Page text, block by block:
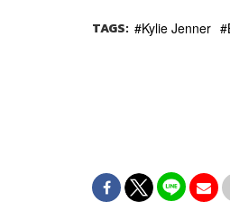
TAGS: Kylie Jenner